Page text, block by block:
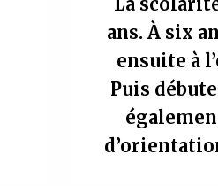
ans. À six
ensuite à
Puis